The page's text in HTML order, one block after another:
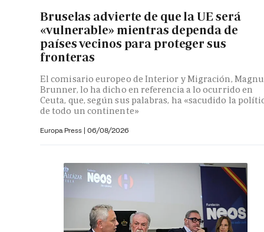
Bruselas advierte de que la UE será
«vulnerable» mientras dependa de
países vecinos para proteger sus
fronteras
El comisario europeo de Interior y Migración,
Brunner, lo ha dicho en referencia a lo ocurrido en
Ceuta, que, según sus palabras, ha «sacudido la
de todo un continente»
Europa Press | 06/08/2026